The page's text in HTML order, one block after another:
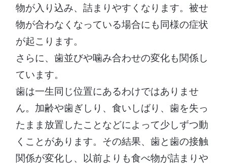
物が入り込み、詰まりやすくなります。被せ
物が合わなくなっている場合にも同様の症状
が起こります。
さらに、歯並びや噛み合わせの変化も関係し
ています。
歯は一生同じ位置にあるわけではありませ
ん。加齢や歯ぎしり、食いしばり、歯を失っ
たまま放置したことなどによって少しずつ動
くことがあります。その結果、歯と歯の接触
関係が変化し、以前よりも食べ物が詰まりや